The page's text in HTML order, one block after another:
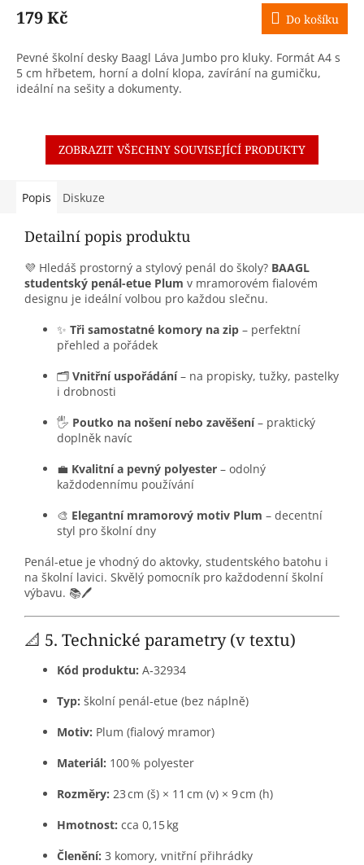
179 Kč Do košíku
Pevné školní desky Baagl Láva Jumbo pro kluky. Formát A4 s
5 cm hřbetem, horní a dolní klopa, zavírání na gumičku,
ideální na sešity a dokumenty.
ZOBRAZIT VŠECHNY SOUVISEJÍCÍ PRODUKTY
Popis Diskuze
Detailní popis produktu
💜 Hledáš prostorný a stylový penál do školy? BAAGL
studentský penál-etue Plum v mramorovém fialovém
designu je ideální volbou pro každou slečnu.
✨ Tři samostatné komory na zip – perfektní
přehled a pořádek
🗂️ Vnitřní uspořádání– na propisky, tužky, pastelky
i drobnosti
🖐️ Poutko na nošení nebo zavěšení– praktický
doplněk navíc
💼 Kvalitní a pevný polyester – odolný
každodennímu používání
🎨 Elegantní mramorový motiv Plum – decentní
styl pro školní dny
Penál-etue je vhodný do aktovky, studentského batohu i
na školní lavici. Skvělý pomocník pro každodenní školní
výbavu. 📚🖊️
📐 5. Technické parametry (v textu)
Kód produktu: A‑32934
Typ: školní penál-etue (bez náplně)
Motiv: Plum (fialový mramor)
Materiál: 100 % polyester
Rozměry: 23 cm (š) × 11 cm (v) × 9 cm (h)
Hmotnost: cca 0,15 kg
Členění: 3 komory, vnitřní přihrádky